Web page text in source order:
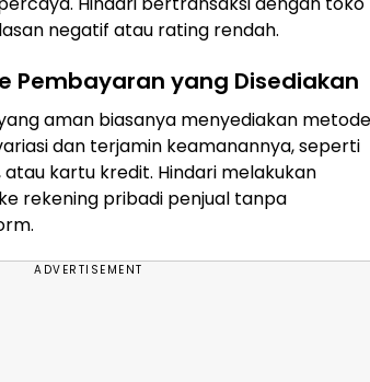
negatif atau rating rendah.
Pembayaran yang Disediakan
aman biasanya menyediakan metode
dan terjamin keamanannya, seperti
kartu kredit. Hindari melakukan
rekening pribadi penjual tanpa
ADVERTISEMENT